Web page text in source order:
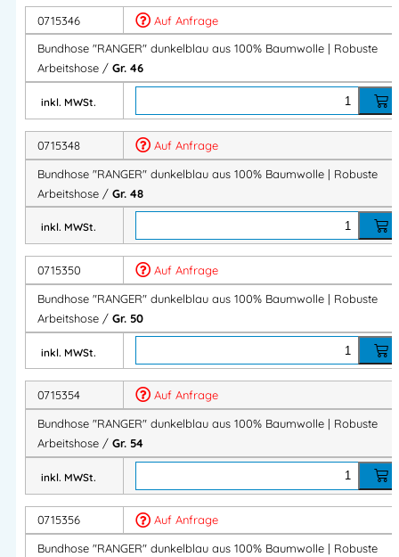
Robust & strapazierfähig
Strapazierfähiges Baumwollgewebe
Verstärkte Taschen
Robuste Dreifachnähte für lange Haltbarkeit
Entwickelt für anspruchsvolle Arbeitsbedingungen.
Verlängerbare Schrittlänge
5 cm Saumzugabe zur Verlängerung der Schrittlänge
Flexible Anpassung für optimalen Sitz und mehr Komfort.
Funktionelle Taschenlösungen
Zwei eingesetzte Seitentaschen
Zwei Gesäßtaschen, eine mit Patte
Schenkeltasche mit Patte
Doppelte Zollstocktasche
Hammerschlaufe
Viel Stauraum für Werkzeug und Zubehör.
Praktisch für den Arbeitsalltag
0715346
Auf Anfrage
Bundhose "RANGER" dunkelblau aus 100% Baumwolle | Robuste
Arbeitshose / Gr. 46
inkl. MWSt.
0715348
Auf Anfrage
Bundhose "RANGER" dunkelblau aus 100% Baumwolle | Robuste
Arbeitshose / Gr. 48
inkl. MWSt.
0715350
Auf Anfrage
Bundhose "RANGER" dunkelblau aus 100% Baumwolle | Robuste
Arbeitshose / Gr. 50
inkl. MWSt.
0715354
Auf Anfrage
Bundhose "RANGER" dunkelblau aus 100% Baumwolle | Robuste
Arbeitshose / Gr. 54
inkl. MWSt.
0715356
Auf Anfrage
Bundhose "RANGER" dunkelblau aus 100% Baumwolle | Robuste